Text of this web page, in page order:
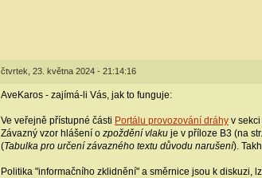
čtvrtek, 23. května 2024 - 21:14:16
AveKaros - zajímá-li Vás, jak to funguje:
Ve veřejně přístupné části Portálu provozování dráhy v sekci
Závazný vzor hlášení o zpoždění vlaku je v příloze B3 (na
(Tabulka pro určení závazného textu důvodu narušení).
Politika "informačního zklidnění" a směrnice jsou k diskuzi,